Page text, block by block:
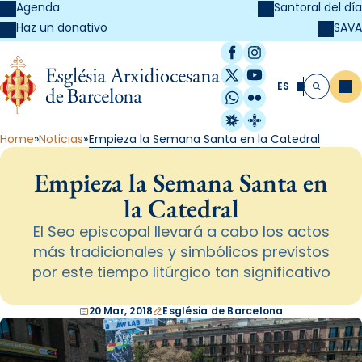
Agenda
Haz un donativo
Santoral del día
SAVA
Facebook
Instagram
X / Twitter
YouTube
WhatsApp
Flickr
Radio Estel
Catalunya
ES Buscar
Home Noticias Empieza la Semana Santa en la Catedral
Empieza la Semana Santa en
la Catedral
El Seo episcopal llevará a cabo los actos
más tradicionales y simbólicos previstos
por este tiempo litúrgico tan significativo
20 Mar, 2018 Església de Barcelona